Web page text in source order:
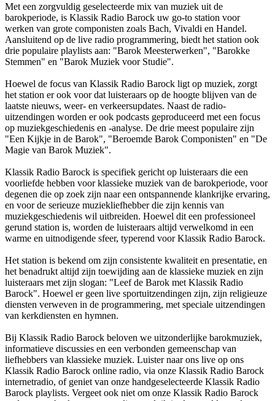
Met een zorgvuldig geselecteerde mix van muziek uit de
barokperiode, is Klassik Radio Barock uw go-to station voor
werken van grote componisten zoals Bach, Vivaldi en Handel.
Aansluitend op de live radio programmering, biedt het station ook
drie populaire playlists aan: "Barok Meesterwerken", "Barokke
Stemmen" en "Barok Muziek voor Studie".
Hoewel de focus van Klassik Radio Barock ligt op muziek, zorgt
het station er ook voor dat luisteraars op de hoogte blijven van de
laatste nieuws, weer- en verkeersupdates. Naast de radio-
uitzendingen worden er ook podcasts geproduceerd met een focus
op muziekgeschiedenis en -analyse. De drie meest populaire zijn
"Een Kijkje in de Barok", "Beroemde Barok Componisten" en "De
Magie van Barok Muziek".
Klassik Radio Barock is specifiek gericht op luisteraars die een
voorliefde hebben voor klassieke muziek van de barokperiode, voor
degenen die op zoek zijn naar een ontspannende klankrijke ervaring,
en voor de serieuze muziekliefhebber die zijn kennis van
muziekgeschiedenis wil uitbreiden. Hoewel dit een professioneel
gerund station is, worden de luisteraars altijd verwelkomd in een
warme en uitnodigende sfeer, typerend voor Klassik Radio Barock.
Het station is bekend om zijn consistente kwaliteit en presentatie, en
het benadrukt altijd zijn toewijding aan de klassieke muziek en zijn
luisteraars met zijn slogan: "Leef de Barok met Klassik Radio
Barock". Hoewel er geen live sportuitzendingen zijn, zijn religieuze
diensten verweven in de programmering, met speciale uitzendingen
van kerkdiensten en hymnen.
Bij Klassik Radio Barock beloven we uitzonderlijke barokmuziek,
informatieve discussies en een verbonden gemeenschap van
liefhebbers van klassieke muziek. Luister naar ons live op ons
Klassik Radio Barock online radio, via onze Klassik Radio Barock
internetradio, of geniet van onze handgeselecteerde Klassik Radio
Barock playlists. Vergeet ook niet om onze Klassik Radio Barock